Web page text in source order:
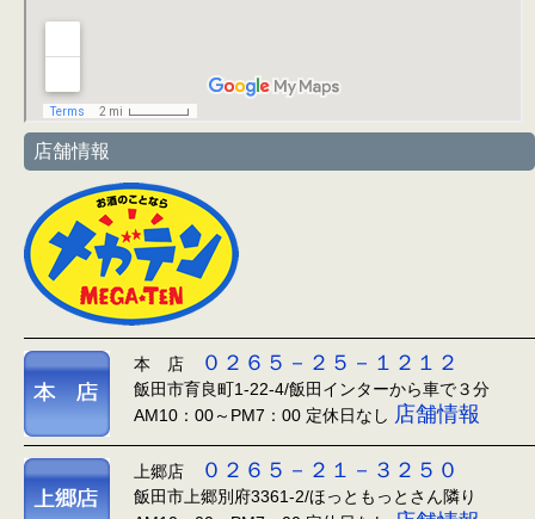
店舗情報
本 店 ０２６５－２５－１２１２
飯田市育良町1-22-4/飯田インターから車で３分
AM10：00～PM7：00 定休日なし 店舗情報
上郷店 ０２６５－２１－３２５０
飯田市上郷別府3361-2/ほっともっとさん隣り